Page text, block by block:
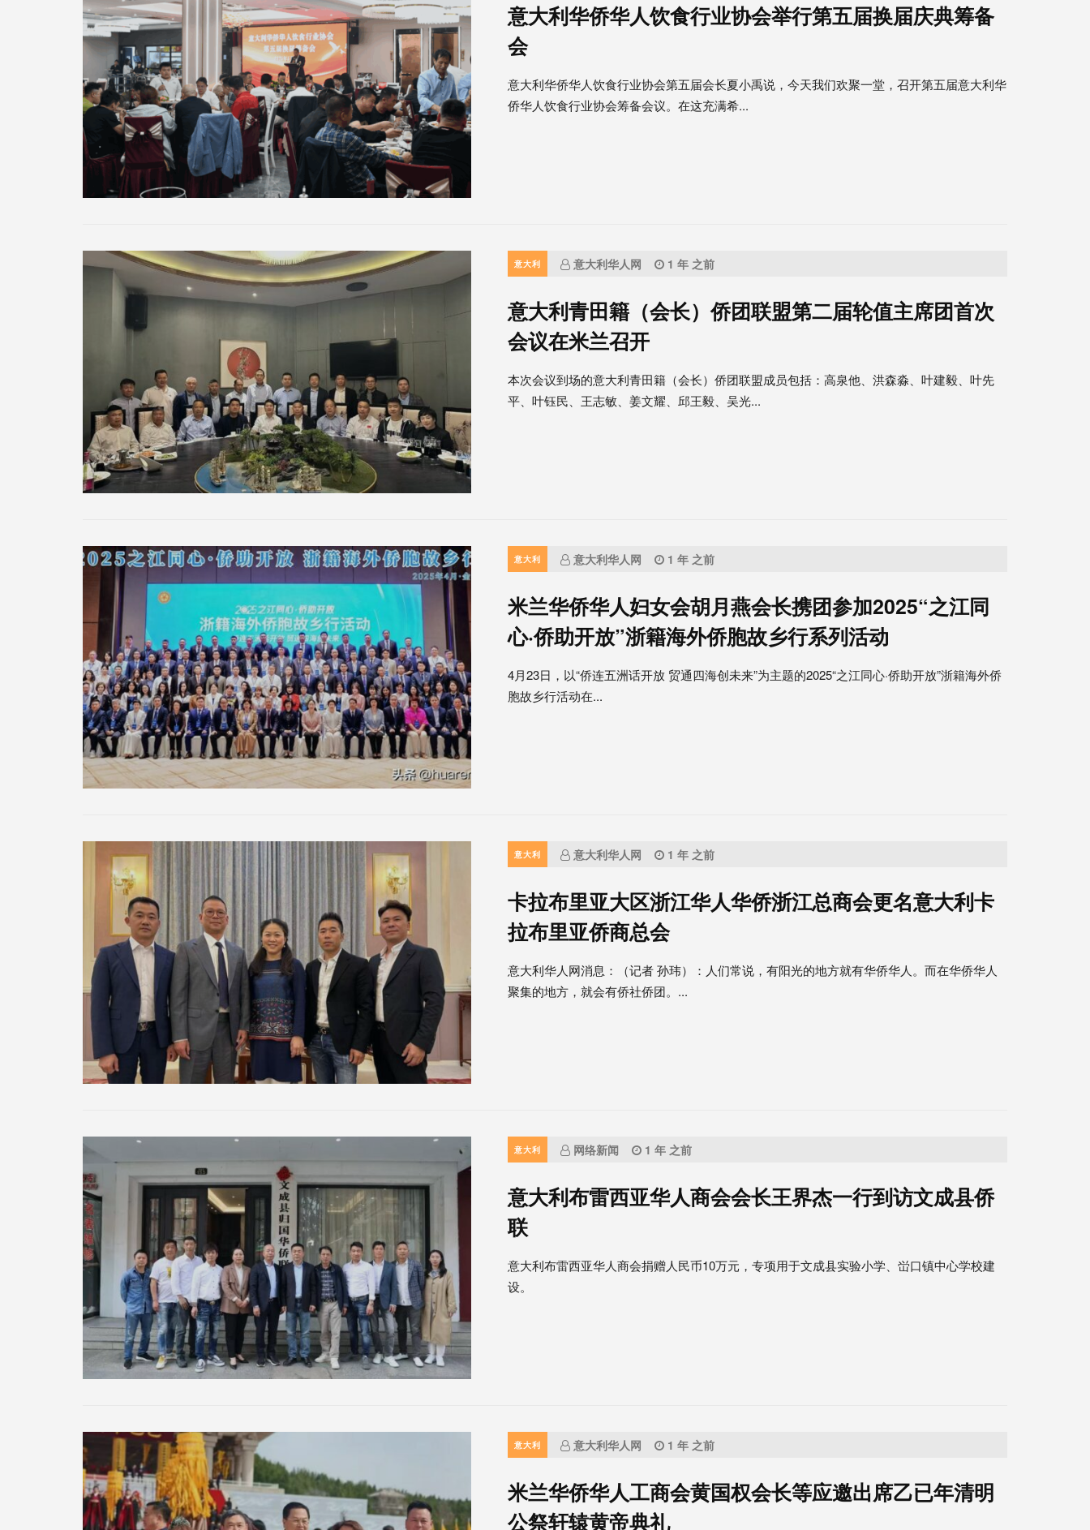
意大利华侨华人饮食行业协会举行第五届换届庆典筹备
会
意大利华侨华人饮食行业协会第五届会长夏小禹说，今天我们欢聚一堂，召开第五届意大利华
侨华人饮食行业协会筹备会议。在这充满希...
意大利 意大利华人网 1 年 之前
意大利青田籍（会长）侨团联盟第二届轮值主席团首次
会议在米兰召开
本次会议到场的意大利青田籍（会长）侨团联盟成员包括：高泉他、洪森淼、叶建毅、叶先
平、叶钰民、王志敏、姜文耀、邱王毅、吴光...
意大利 意大利华人网 1 年 之前
米兰华侨华人妇女会胡月燕会长携团参加2025“之江同
心·侨助开放”浙籍海外侨胞故乡行系列活动
4月23日，以“侨连五洲话开放 贸通四海创未来”为主题的2025“之江同心·侨助开放”浙籍海外侨
胞故乡行活动在...
意大利 意大利华人网 1 年 之前
卡拉布里亚大区浙江华人华侨浙江总商会更名意大利卡
拉布里亚侨商总会
意大利华人网消息：（记者 孙玮）：人们常说，有阳光的地方就有华侨华人。而在华侨华人
聚集的地方，就会有侨社侨团。...
意大利 网络新闻 1 年 之前
意大利布雷西亚华人商会会长王界杰一行到访文成县侨
联
意大利布雷西亚华人商会捐赠人民币10万元，专项用于文成县实验小学、峃口镇中心学校建
设。
意大利 意大利华人网 1 年 之前
米兰华侨华人工商会黄国权会长等应邀出席乙已年清明
公祭轩辕黄帝典礼